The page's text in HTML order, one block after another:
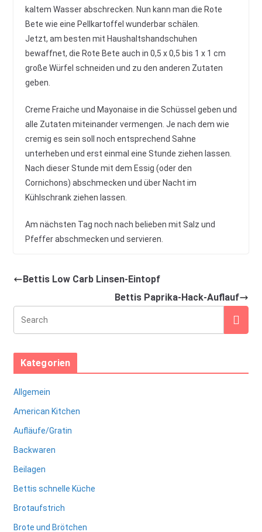
kaltem Wasser abschrecken. Nun kann man die Rote
Bete wie eine Pellkartoffel wunderbar schälen.
Jetzt, am besten mit Haushaltshandschuhen
bewaffnet, die Rote Bete auch in 0,5 x 0,5 bis 1 x 1 cm
große Würfel schneiden und zu den anderen Zutaten
geben.
Creme Fraiche und Mayonaise in die Schüssel geben und
alle Zutaten miteinander vermengen. Je nach dem wie
cremig es sein soll noch entsprechend Sahne
unterheben und erst einmal eine Stunde ziehen lassen.
Nach dieser Stunde mit dem Essig (oder den
Cornichons) abschmecken und über Nacht im
Kühlschrank ziehen lassen.
Am nächsten Tag noch nach belieben mit Salz und
Pfeffer abschmecken und servieren.
Bettis Low Carb Linsen-Eintopf
Bettis Paprika-Hack-Auflauf
Kategorien
Allgemein
American Kitchen
Aufläufe/Gratin
Backwaren
Beilagen
Bettis schnelle Küche
Brotaufstrich
Brote und Brötchen